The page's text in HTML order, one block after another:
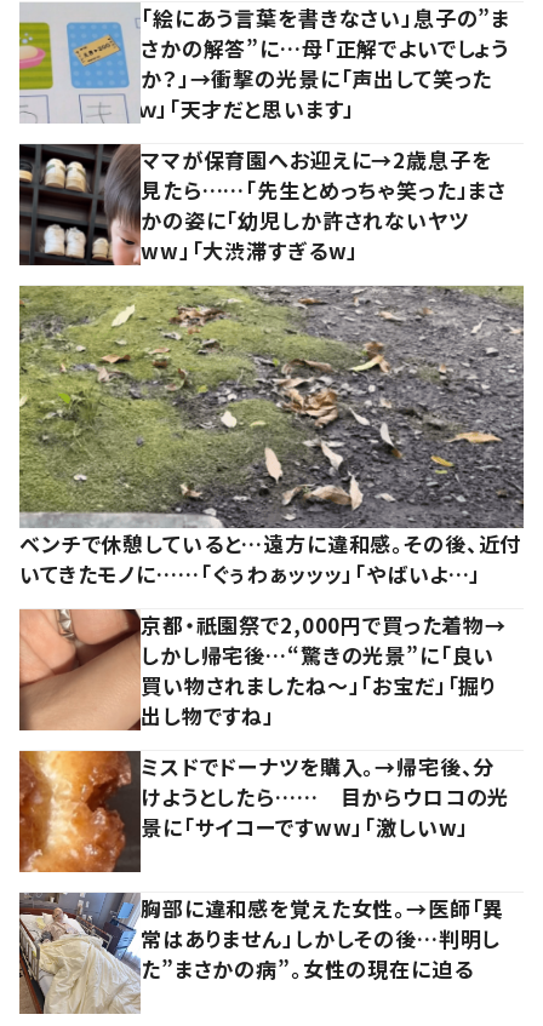
「絵にあう言葉を書きなさい」息子の”ま
さかの解答”に…母「正解でよいでしょう
か？」→衝撃の光景に「声出して笑った
ｗ」「天才だと思います」
ママが保育園へお迎えに→2歳息子を
見たら……「先生とめっちゃ笑った」まさ
かの姿に「幼児しか許されないヤツ
ww」「大渋滞すぎるw」
ベンチで休憩していると…遠方に違和感。その後、近付
いてきたモノに……「ぐぅわぁッッッ」「やばいよ…」
京都・祇園祭で2,000円で買った着物→
しかし帰宅後…“驚きの光景”に「良い
買い物されましたね～」「お宝だ」「掘り
出し物ですね」
ミスドでドーナツを購入。→帰宅後、分
けようとしたら…… 目からウロコの光
景に「サイコーですww」「激しいw」
胸部に違和感を覚えた女性。→医師「異
常はありません」しかしその後…判明し
た”まさかの病”。女性の現在に迫る